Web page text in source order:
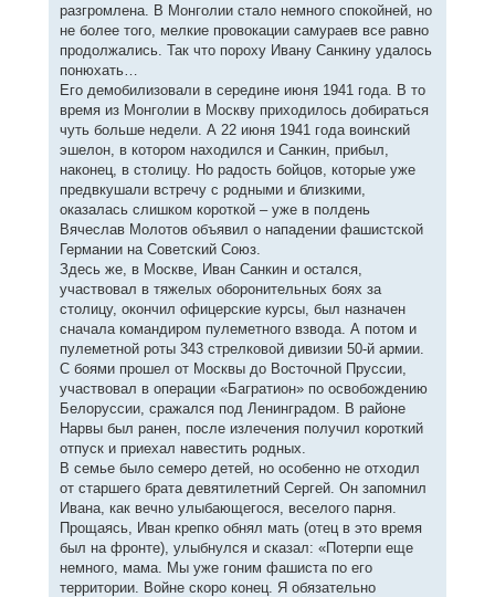
разгромлена. В Монголии стало немного спокойней, но
не более того, мелкие провокации самураев все равно
продолжались. Так что пороху Ивану Санкину удалось
понюхать…
Его демобилизовали в середине июня 1941 года. В то
время из Монголии в Москву приходилось добираться
чуть больше недели. А 22 июня 1941 года воинский
эшелон, в котором находился и Санкин, прибыл,
наконец, в столицу. Но радость бойцов, которые уже
предвкушали встречу с родными и близкими,
оказалась слишком короткой – уже в полдень
Вячеслав Молотов объявил о нападении фашистской
Германии на Советский Союз.
Здесь же, в Москве, Иван Санкин и остался,
участвовал в тяжелых оборонительных боях за
столицу, окончил офицерские курсы, был назначен
сначала командиром пулеметного взвода. А потом и
пулеметной роты 343 стрелковой дивизии 50-й армии.
С боями прошел от Москвы до Восточной Пруссии,
участвовал в операции «Багратион» по освобождению
Белоруссии, сражался под Ленинградом. В районе
Нарвы был ранен, после излечения получил короткий
отпуск и приехал навестить родных.
В семье было семеро детей, но особенно не отходил
от старшего брата девятилетний Сергей. Он запомнил
Ивана, как вечно улыбающегося, веселого парня.
Прощаясь, Иван крепко обнял мать (отец в это время
был на фронте), улыбнулся и сказал: «Потерпи еще
немного, мама. Мы уже гоним фашиста по его
территории. Войне скоро конец. Я обязательно